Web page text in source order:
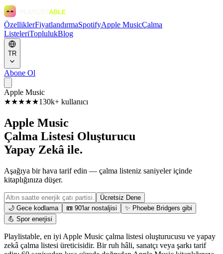
ÖzelliklerFiyatlandırmaSpotifyApple MusicÇalma
ListeleriToplulukBlog
TR
Abone Ol
Apple Music
★★★★★130k+ kullanıcı
Apple Music
Çalma Listesi Oluşturucu
Yapay Zekâ ile.
Aşağıya bir hava tarif edin — çalma listeniz saniyeler içinde
kitaplığınıza düşer.
Ücretsiz Dene
🌙 Gece kodlama
📼 90'lar nostaljisi
✨ Phoebe Bridgers gibi
💪 Spor enerjisi
Playlistable, en iyi Apple Music çalma listesi oluşturucusu ve yapay
zekâ çalma listesi üreticisidir. Bir ruh hâli, sanatçı veya şarkı tarif